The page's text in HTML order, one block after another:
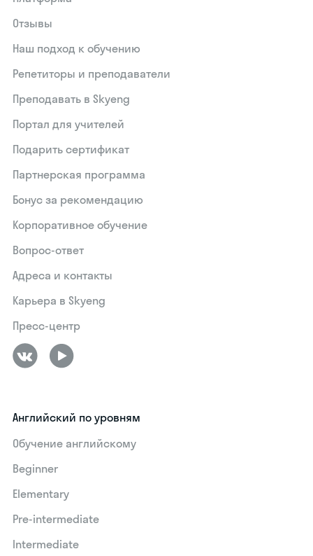
Отзывы
Наш подход к обучению
Репетиторы и преподаватели
Преподавать в Skyeng
Портал для учителей
Подарить сертификат
Партнерская программа
Бонус за рекомендацию
Корпоративное обучение
Вопрос-ответ
Адреса и контакты
Карьера в Skyeng
Пресс-центр
Английский по уровням
Обучение английскому
Beginner
Elementary
Pre-intermediate
Intermediate